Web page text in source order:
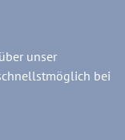
unser
bei